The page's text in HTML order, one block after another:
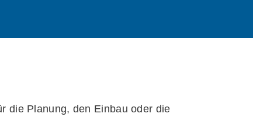
die Planung, den Einbau oder die